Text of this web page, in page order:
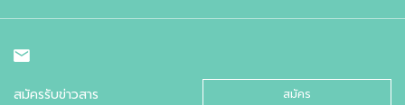
สมัครรับข่าวสาร สมัคร